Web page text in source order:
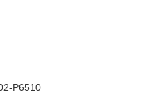
P6510